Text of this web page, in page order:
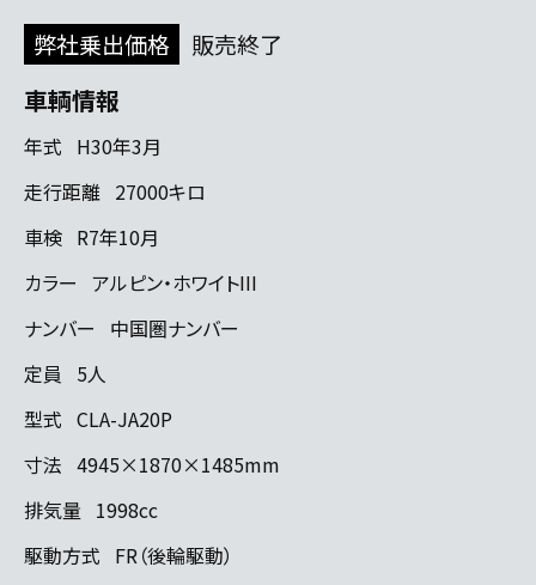
弊社乗出価格
販売終了
車輌情報
年式 H30年3月
走行距離 27000キロ
車検 R7年10月
カラー アルピン・ホワイトIII
ナンバー
中国圏ナンバー
定員
5人
型式 CLA-JA20P
寸法 4945×1870×1485mm
排気量 1998cc
駆動方式 FR（後輪駆動）